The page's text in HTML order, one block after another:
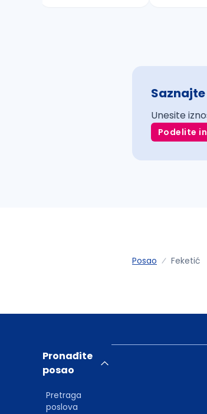
Unesite
Podelite
Posao Feketić
Pronađite
posao
Pretraga
poslova